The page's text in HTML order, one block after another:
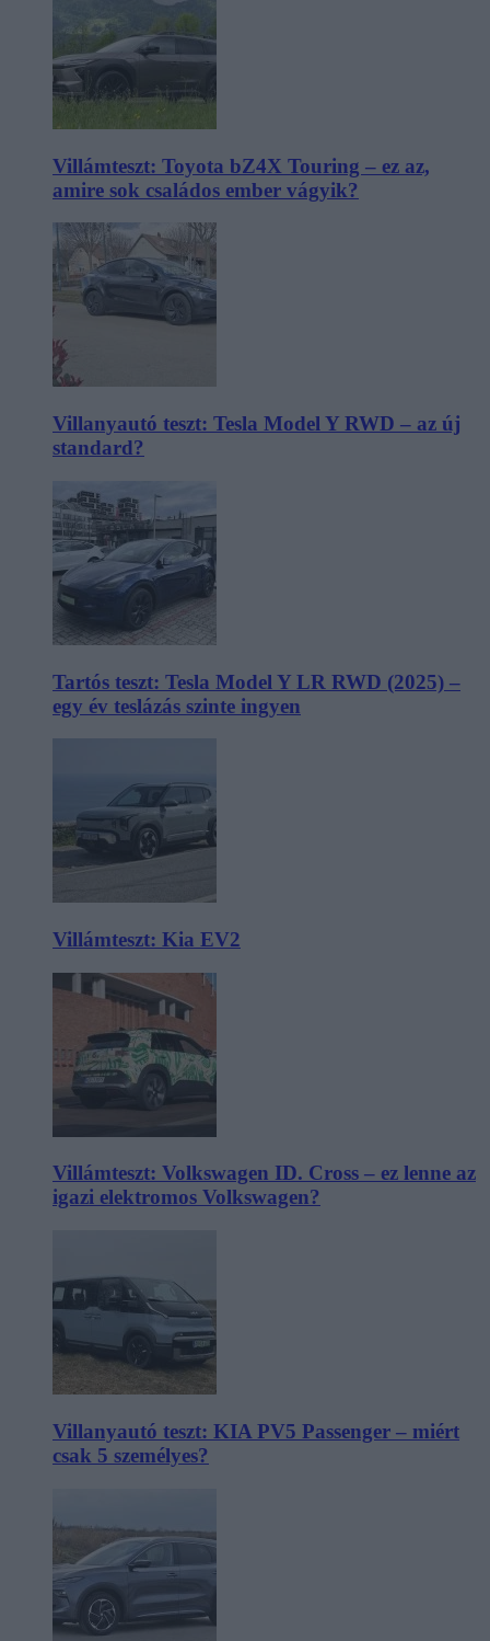
Villámteszt: Toyota bZ4X Touring – ez az,
amire sok családos ember vágyik?
Villanyautó teszt: Tesla Model Y RWD – az új
standard?
Tartós teszt: Tesla Model Y LR RWD (2025) –
egy év teslázás szinte ingyen
Villámteszt: Kia EV2
Villámteszt: Volkswagen ID. Cross – ez lenne az
igazi elektromos Volkswagen?
Villanyautó teszt: KIA PV5 Passenger – miért
csak 5 személyes?